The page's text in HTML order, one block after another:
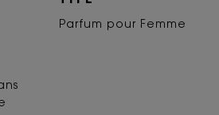
Parfum pour Femme​